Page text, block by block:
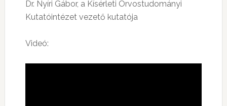
Dr. Nyíri Gábor, a Kísérleti Orvostudományi
Kutatóintézet vezető kutatója
Videó: